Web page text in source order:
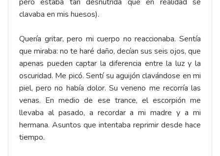
clavaba en mis huesos).
Quería gritar, pero mi cuerpo no reaccionaba. Sentía
que miraba: no te haré daño, decían sus seis ojos, que
apenas pueden captar la diferencia entre la luz y la
oscuridad. Me picó. Sentí su aguijón clavándose en mi
piel, pero no había dolor. Su veneno me recorría las
venas. En medio de ese trance, el escorpión me
llevaba al pasado, a recordar a mi madre y a mi
hermana. Asuntos que intentaba reprimir desde hace
tiempo.